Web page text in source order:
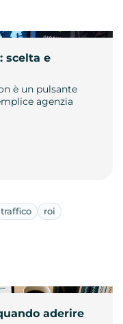
scelta e
è un pulsante
agenzia
traffico roi
aderire